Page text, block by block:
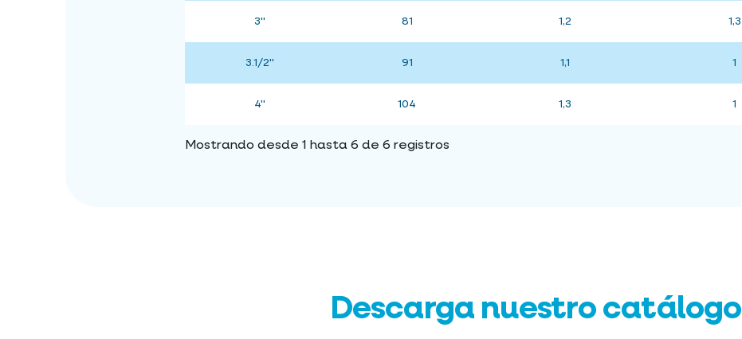
3" 81 1,2 1,3
3.1/2" 91 1,1 1
4" 104 1,3 1
Mostrando desde 1 hasta 6 de 6 registros
Descarga nuestro catálogo